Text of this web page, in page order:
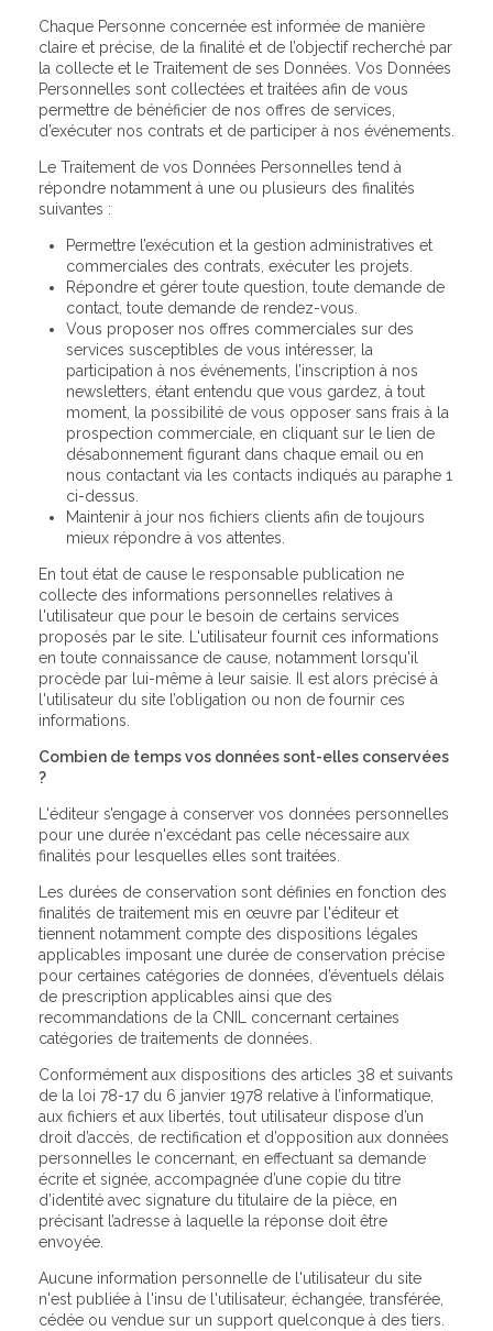
Chaque Personne concernée est informée de manière
claire et précise, de la finalité et de l’objectif recherché par
la collecte et le Traitement de ses Données. Vos Données
Personnelles sont collectées et traitées afin de vous
permettre de bénéficier de nos offres de services,
d’exécuter nos contrats et de participer à nos événements.
Le Traitement de vos Données Personnelles tend à
répondre notamment à une ou plusieurs des finalités
suivantes :
Permettre l’exécution et la gestion administratives et
commerciales des contrats, exécuter les projets.
Répondre et gérer toute question, toute demande de
contact, toute demande de rendez-vous.
Vous proposer nos offres commerciales sur des
services susceptibles de vous intéresser, la
participation à nos événements, l’inscription à nos
newsletters, étant entendu que vous gardez, à tout
moment, la possibilité de vous opposer sans frais à la
prospection commerciale, en cliquant sur le lien de
désabonnement figurant dans chaque email ou en
nous contactant via les contacts indiqués au paraphe 1
ci-dessus.
Maintenir à jour nos fichiers clients afin de toujours
mieux répondre à vos attentes.
En tout état de cause le responsable publication ne
collecte des informations personnelles relatives à
l'utilisateur que pour le besoin de certains services
proposés par le site. L'utilisateur fournit ces informations
en toute connaissance de cause, notamment lorsqu'il
procède par lui-même à leur saisie. Il est alors précisé à
l'utilisateur du site l’obligation ou non de fournir ces
informations.
Combien de temps vos données sont-elles conservées
?
L'éditeur s’engage à conserver vos données personnelles
pour une durée n'excédant pas celle nécessaire aux
finalités pour lesquelles elles sont traitées.
Les durées de conservation sont définies en fonction des
finalités de traitement mis en œuvre par l'éditeur et
tiennent notamment compte des dispositions légales
applicables imposant une durée de conservation précise
pour certaines catégories de données, d’éventuels délais
de prescription applicables ainsi que des
recommandations de la CNIL concernant certaines
catégories de traitements de données.
Conformément aux dispositions des articles 38 et suivants
de la loi 78-17 du 6 janvier 1978 relative à l’informatique,
aux fichiers et aux libertés, tout utilisateur dispose d’un
droit d’accès, de rectification et d’opposition aux données
personnelles le concernant, en effectuant sa demande
écrite et signée, accompagnée d’une copie du titre
d’identité avec signature du titulaire de la pièce, en
précisant l’adresse à laquelle la réponse doit être
envoyée.
Aucune information personnelle de l'utilisateur du site
n'est publiée à l'insu de l'utilisateur, échangée, transférée,
cédée ou vendue sur un support quelconque à des tiers.